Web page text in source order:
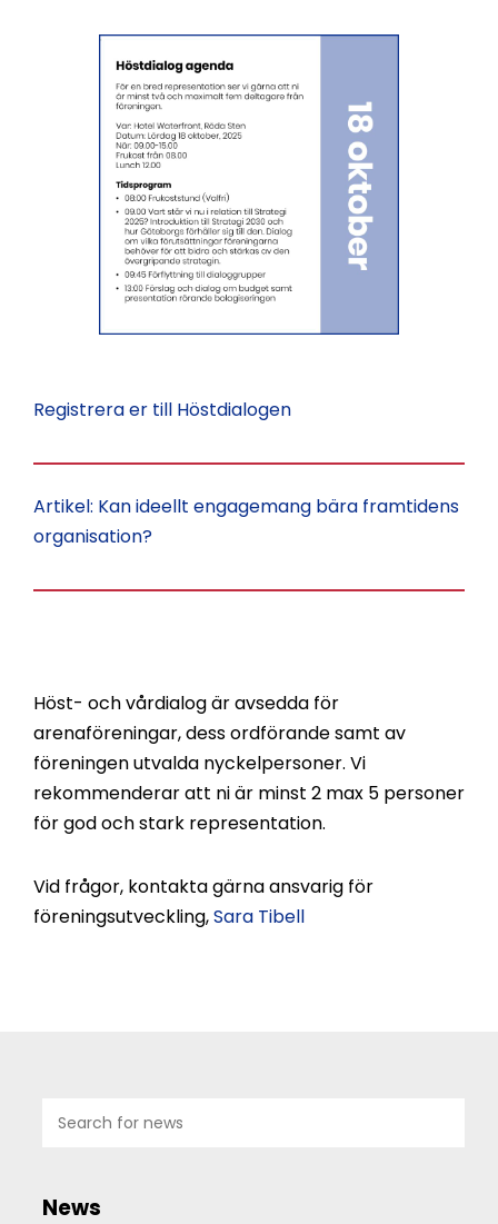
Registrera er till Höstdialogen
Artikel: Kan ideellt engagemang bära framtidens
organisation?
Höst- och vårdialog är avsedda för
arenaföreningar, dess ordförande samt av
föreningen utvalda nyckelpersoner. Vi
rekommenderar att ni är minst 2 max 5 personer
för god och stark representation.
Vid frågor, kontakta gärna ansvarig för
föreningsutveckling,Sara Tibell
News
07
2026